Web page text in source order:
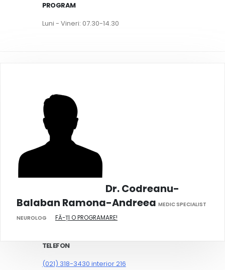
PROGRAM
Luni - Vineri: 07.30-14.30
Dr. Codreanu-
Balaban Ramona-Andreea MEDIC SPECIALIST
NEUROLOG
FĂ-ȚI O PROGRAMARE!
TELEFON
(021) 318-3430 interior 216